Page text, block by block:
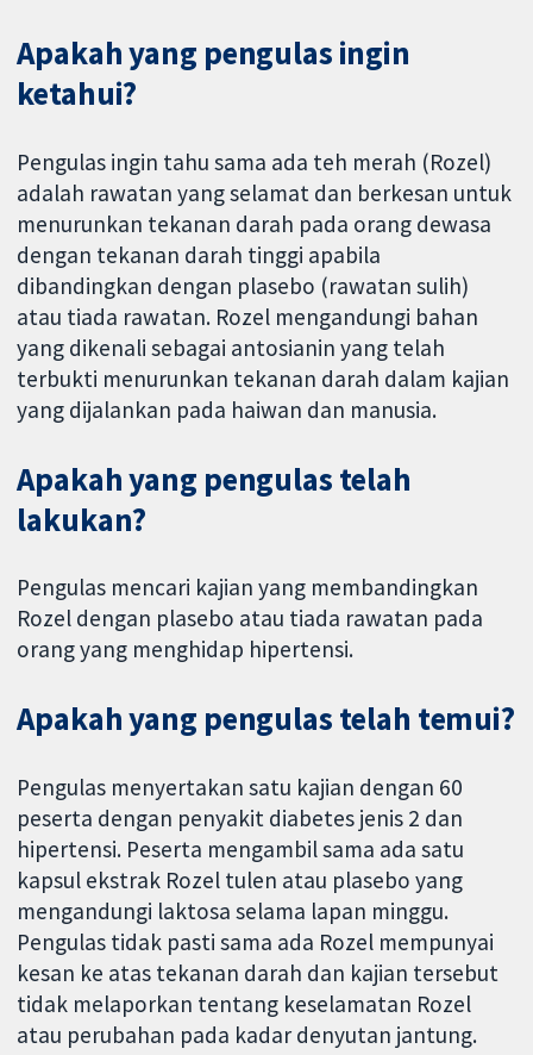
Apakah yang pengulas ingin
ketahui?
Pengulas ingin tahu sama ada teh merah (Rozel)
adalah rawatan yang selamat dan berkesan untuk
menurunkan tekanan darah pada orang dewasa
dengan tekanan darah tinggi apabila
dibandingkan dengan plasebo (rawatan sulih)
atau tiada rawatan. Rozel mengandungi bahan
yang dikenali sebagai antosianin yang telah
terbukti menurunkan tekanan darah dalam kajian
yang dijalankan pada haiwan dan manusia.
Apakah yang pengulas telah
lakukan?
Pengulas mencari kajian yang membandingkan
Rozel dengan plasebo atau tiada rawatan pada
orang yang menghidap hipertensi.
Apakah yang pengulas telah temui?
Pengulas menyertakan satu kajian dengan 60
peserta dengan penyakit diabetes jenis 2 dan
hipertensi. Peserta mengambil sama ada satu
kapsul ekstrak Rozel tulen atau plasebo yang
mengandungi laktosa selama lapan minggu.
Pengulas tidak pasti sama ada Rozel mempunyai
kesan ke atas tekanan darah dan kajian tersebut
tidak melaporkan tentang keselamatan Rozel
atau perubahan pada kadar denyutan jantung.